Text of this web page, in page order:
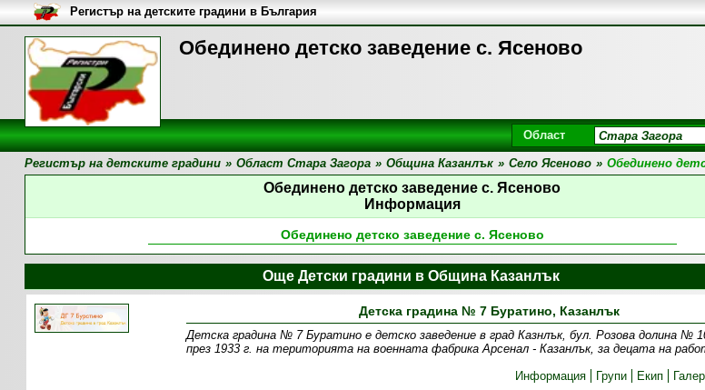
Обединено детско заведение с. Ясеново
Регистър на детските градини в България
Област
Регистър на детските градини » Област Стара Загора » Община Казанлък » Село Ясеново » Обединено
Обединено детско заведение с. Ясеново
Информация
Обединено детско заведение с. Ясеново
Още Детски градини в Община Казанлък
Детска градина № 7 Буратино, Казанлък
Детска градина № 7 Буратино е детско заведение в град Казнлък, бул. Розова долина №
през 1933 г. на територията на военната фабрика Арсенал - Казанлък, за децата на
Информация
Групи Екип